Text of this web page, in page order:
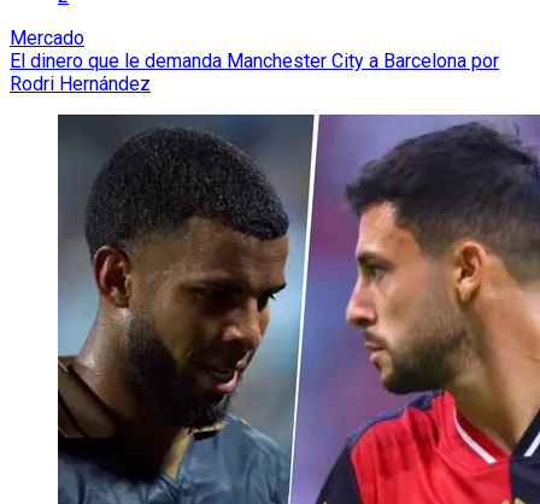
Mercado
El dinero que le demanda Manchester City a Barcelona por
Rodri Hernández